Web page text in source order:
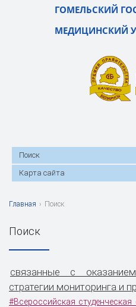
ГОМЕЛЬСКИЙ
МЕДИЦИНСКИЙ
Поиск
Карта сайта
Главная › Поиск
Поиск
связанные с
стратегии мониторинга и
#Всероссийская